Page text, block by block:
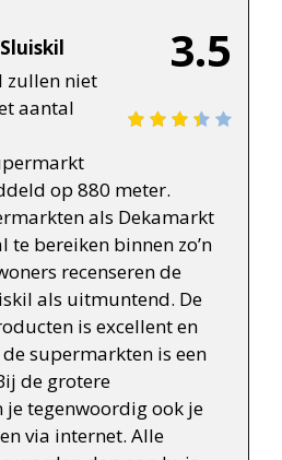
3.5
zullen niet
aantal
op 880 meter.
als Dekamarkt
te bereiken binnen zo’n
recenseren de
als uitmuntend. De
is excellent en
supermarkten is een
de grotere
tegenwoordig ook je
via internet. Alle